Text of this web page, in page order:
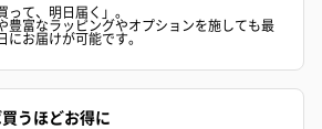
って、明日届く」。
豊富なラッピングやオプションを施しても最
にお届けが可能です。
うほどお得に